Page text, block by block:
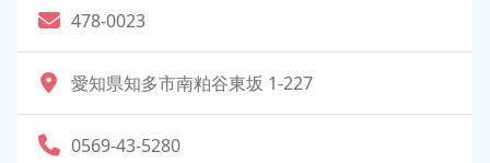
478-0023
愛知県知多市南粕谷東坂 1-227
0569-43-5280